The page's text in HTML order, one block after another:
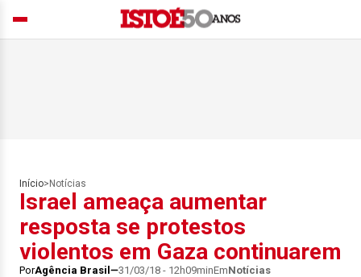
Início> Notícias
Israel ameaça aumentar
resposta se protestos
violentos em Gaza continuarem
PorAgência Brasil 31/03/18 - 12h09minEmNotícias